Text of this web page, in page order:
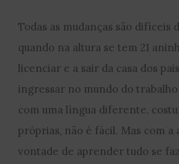
Todas as mudanças são difíceis
quando na altura se tem 21
licenciar e a sair da casa dos
ingressar no mundo do
com uma língua diferente,
próprias, não é fácil. Mas com a
vontade de aprender tudo se